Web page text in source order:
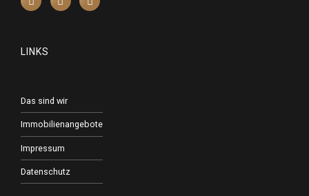
LINKS
Das sind wir
Immobilienangebote
Impressum
Datenschutz